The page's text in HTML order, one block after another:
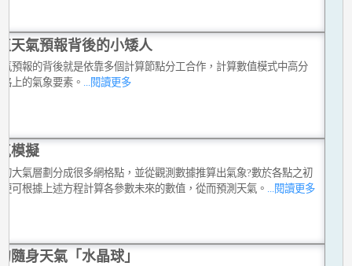
天氣預報背後的小矮人
預報的背後就是依靠多個計算節點分工合作，計算數值模式中高分
上的氣象要素。 ...閱讀更多
模擬
大氣層劃分成很多網格點，並從觀測數據推算出氣象?數於各點之初
可根據上述方程計算各參數未來的數值，從而預測天氣。
...閱讀更多
隨身天氣「水晶球」